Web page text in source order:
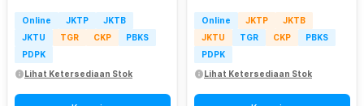
Online JKTP
JKTB
JKTU
TGR CKP
PBKS
PDPK
Lihat Ketersediaan Stok
Online JKTP
JKTB
JKTU
TGR CKP
PBKS
PDPK
Lihat Ketersediaan Stok